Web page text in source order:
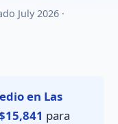
July 2026 ·
en Las
para